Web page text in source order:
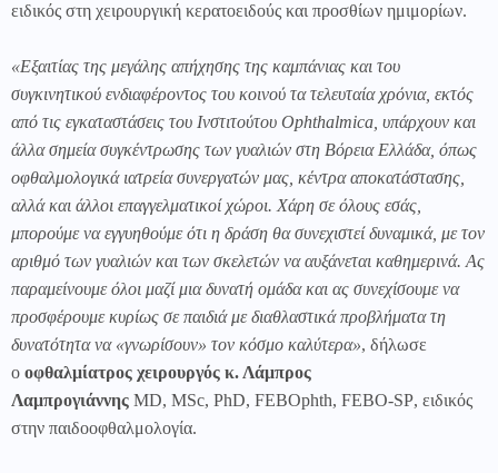
ειδικός στη χειρουργική κερατοειδούς και προσθίων ημιμορίων.
«Εξαιτίας της μεγάλης απήχησης της καμπάνιας και του
συγκινητικού ενδιαφέροντος του κοινού τα τελευταία χρόνια, εκτός
από τις εγκαταστάσεις του Ινστιτούτου Ophthalmica, υπάρχουν και
άλλα σημεία συγκέντρωσης των γυαλιών στη Βόρεια Ελλάδα, όπως
οφθαλμολογικά ιατρεία συνεργατών μας, κέντρα αποκατάστασης,
αλλά και άλλοι επαγγελματικοί χώροι. Χάρη σε όλους εσάς,
μπορούμε να εγγυηθούμε ότι η δράση θα συνεχιστεί δυναμικά, με τον
αριθμό των γυαλιών και των σκελετών να αυξάνεται καθημερινά. Ας
παραμείνουμε όλοι μαζί μια δυνατή ομάδα και ας συνεχίσουμε να
προσφέρουμε κυρίως σε παιδιά με διαθλαστικά προβλήματα τη
δυνατότητα να «γνωρίσουν» τον κόσμο καλύτερα», δήλωσε
ο οφθαλμίατρος χειρουργός κ. Λάμπρος
Λαμπρογιάννης MD, MSc, PhD, FEBOphth, FEBO-SP, ειδικός
στην παιδοοφθαλμολογία.